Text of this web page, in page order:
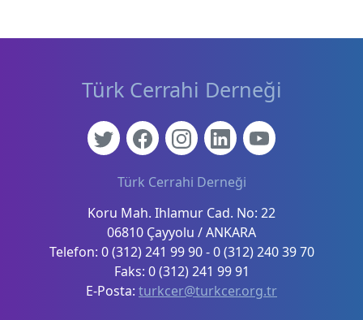
Türk Cerrahi Derneği
Koru Mah. Ihlamur Cad. No: 22
06810 Çayyolu / ANKARA
Telefon: 0 (312) 241 99 90 - 0 (312) 240 39 70
Faks: 0 (312) 241 99 91
E-Posta: turkcer@turkcer.org.tr
Türk Cerrahi Derneği